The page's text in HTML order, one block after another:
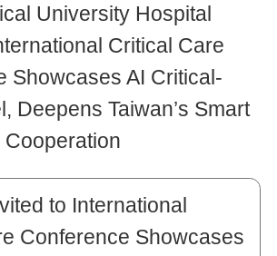
University Hospital
Critical Care
Showcases AI Critical-
Deepens Taiwan’s Smart